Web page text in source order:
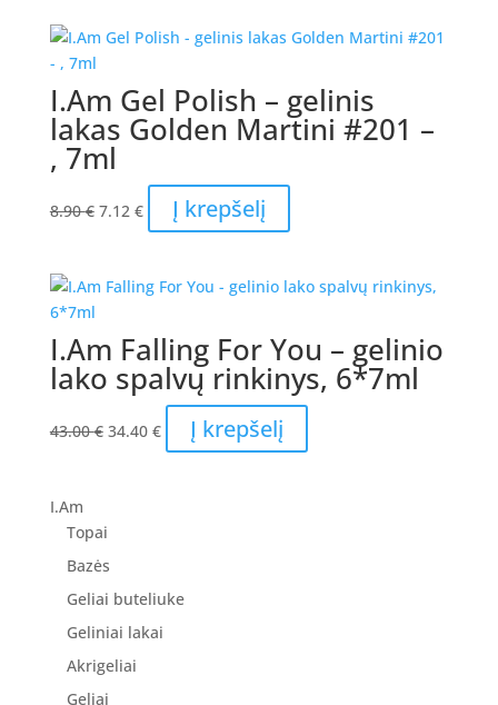
8.90 €.7.12 €.
I.Am Gel Polish – gelinis
lakas Golden Martini #201 –
, 7ml
8.90€ Original
8.90 €.
7.12 €Current
price
7.12 €.
Į krepšelį
I.Am Falling For You – gelinio
lako spalvų rinkinys, 6*7ml
43.00€ Original
34.40 €Current
price
Į krepšelį
I.Am
Topai
Bazės
Geliai buteliuke
Geliniai lakai
Akrigeliai
Geliai